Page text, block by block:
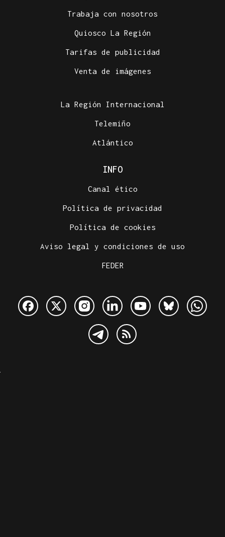
Trabaja con nosotros
Quiosco La Región
Tarifas de publicidad
Venta de imágenes
La Región Internacional
Telemiño
Atlántico
INFO
Canal ético
Política de privacidad
Política de cookies
Aviso legal y condiciones de uso
FEDER